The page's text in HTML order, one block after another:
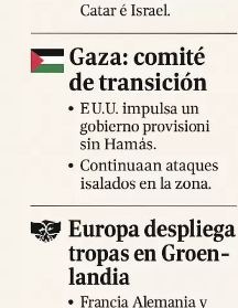
Expertos advierten sobre
significativas y llaman a
suministros básicos. Las
habilitado centros de
la ciudadanía priorizar la
los equipos de respuesta.
Fuente: 5to Poder Agencia